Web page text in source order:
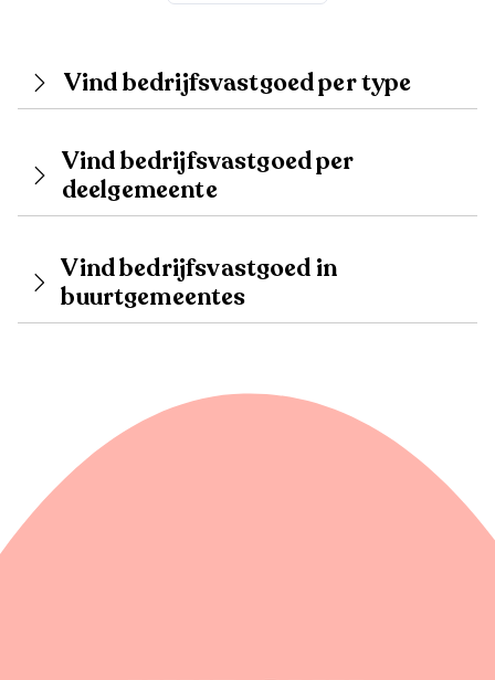
Vind bedrijfsvastgoed per type
Vind bedrijfsvastgoed per
deelgemeente
Vind bedrijfsvastgoed in
buurtgemeentes